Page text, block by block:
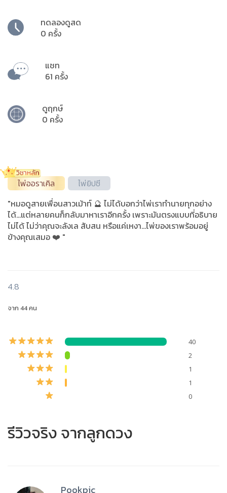
ทดลองดูสด
0 ครั้ง
แชท
61 ครั้ง
ดูฤกษ์
0 ครั้ง
ไพ่ออราเคิล
ไพ่ยิปซี
"หมอดูสายเพื่อนสาวเม้าท์ 🔮 ไม่ได้บอกว่าไพ่เราทำนายทุกอย่าง
ได้…แต่หลายคนก็กลับมาหาเราอีกครั้ง เพราะมันตรงแบบที่อธิบาย
ไม่ได้ ไม่ว่าคุณจะลังเล สับสน หรือแค่เหงา…ไพ่ของเราพร้อมอยู่
ข้างคุณเสมอ ❤️ "
4.8
จาก 44 คน
40
2
1
1
0
รีวิวจริง จากลูกดวง
Pookpic